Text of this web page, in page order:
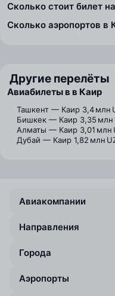
Сколько стоит билет
Сколько аэропортов в
Другие перелёты
Авиабилеты в в Каир
Ташкент — Каир 3,4 млн
Бишкек — Каир 3,35 млн
Алматы — Каир 3,01 млн
Дубай — Каир 1,82 млн
Авиакомпании
Направления
Города
Аэропорты